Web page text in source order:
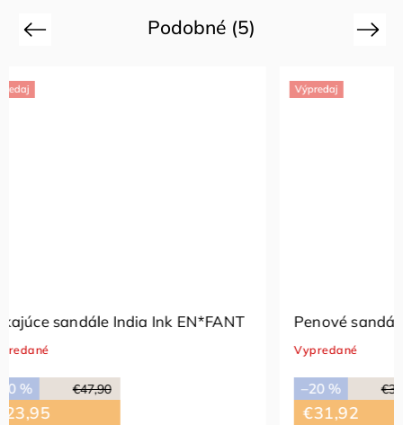
Podobné (5)
Previous
Penové sandále Infinity EN*FANT
Vypredané
–20 %
€31,92
Penové
Skladom
–50 %
Next